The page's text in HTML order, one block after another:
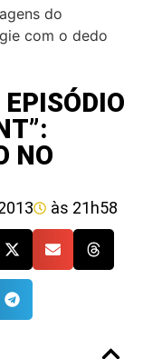
do
com o dedo
NO
às 21h58